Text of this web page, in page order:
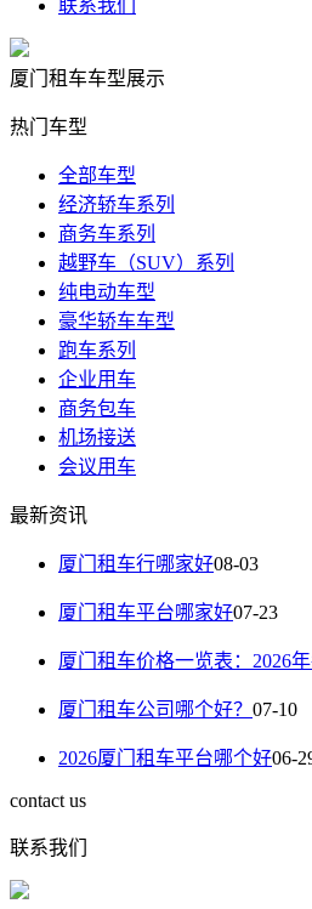
联系我们
厦门租车车型展示
热门车型
全部车型
经济轿车系列
商务车系列
越野车（SUV）系列
纯电动车型
豪华轿车车型
跑车系列
企业用车
商务包车
机场接送
会议用车
最新资讯
厦门租车行哪家好08-03
厦门租车平台哪家好07-23
厦门租车价格一览表：2026
厦门租车公司哪个好？ 07-10
2026厦门租车平台哪个好06-
contact us
联系我们